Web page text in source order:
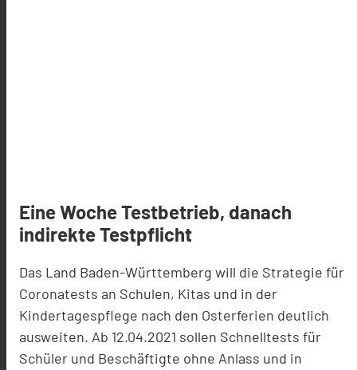
Eine Woche Testbetrieb, danach
indirekte Testpflicht
Das Land Baden-Württemberg will die Strategie für
Coronatests an Schulen, Kitas und in der
Kindertagespflege nach den Osterferien deutlich
ausweiten. Ab 12.04.2021 sollen Schnelltests für
Schüler und Beschäftigte ohne Anlass und in